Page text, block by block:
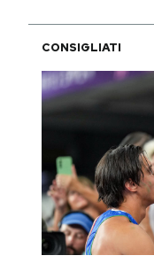
CONSIGLIATI